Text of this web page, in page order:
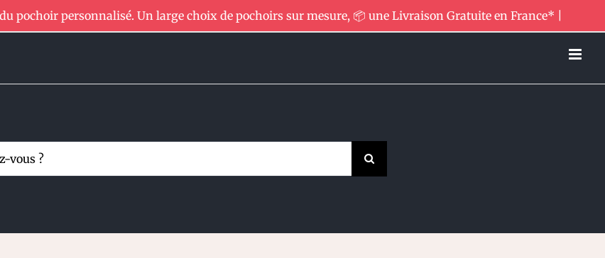
pochoir personnalisé. Un large choix de pochoirs sur mesure, 📦 une Livraison Gratuite en France* |